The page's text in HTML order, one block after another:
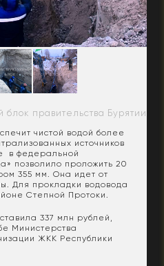
блок правительства Бурятии
чистой водой более
источников
в федеральной
позволило проложить 20
355 мм. Она идет от
Для прокладки водовода
Степной Протоки.
337 млн рублей,
Министерства
ЖКК Республики